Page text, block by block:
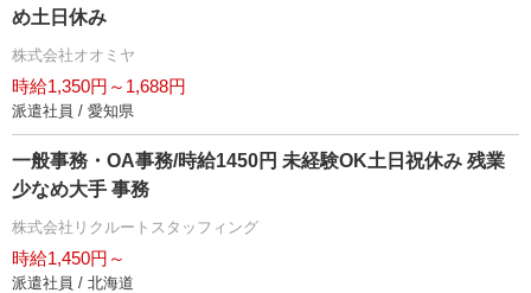
め土日休み
株式会社オオミヤ
時給1,350円～1,688円
派遣社員 / 愛知県
一般事務・OA事務/時給1450円 未経験OK土日祝休み 残業
少なめ大手 事務
株式会社リクルートスタッフィング
時給1,450円～
派遣社員 / 北海道